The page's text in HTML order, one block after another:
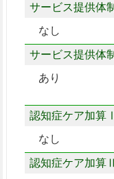
サービス提供体
なし
サービス提供体
あり
認知症ケア加算Ⅰ
なし
認知症ケア加算Ⅱ